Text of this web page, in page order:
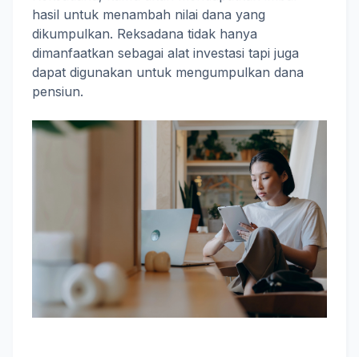
hasil untuk menambah nilai dana yang
dikumpulkan. Reksadana tidak hanya
dimanfaatkan sebagai alat investasi tapi juga
dapat digunakan untuk mengumpulkan dana
pensiun.